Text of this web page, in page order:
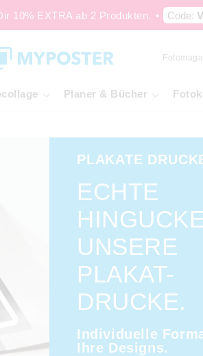
10% EXTRA ab 2 Produkten. • Code:
Planer & Bücher
PLAKATE
ECHTE
UNSERE
PLAKAT-
DRUCKE.
Individuelle
Ihre Designs.